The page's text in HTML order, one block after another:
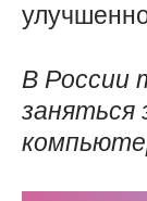
В России
заняться